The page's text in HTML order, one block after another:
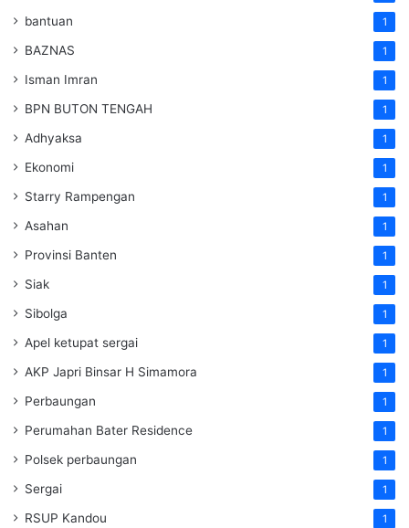
bantuan 1
BAZNAS 1
Isman Imran 1
BPN BUTON TENGAH 1
Adhyaksa 1
Ekonomi 1
Starry Rampengan 1
Asahan 1
Provinsi Banten 1
Siak 1
Sibolga 1
Apel ketupat sergai 1
AKP Japri Binsar H Simamora 1
Perbaungan 1
Perumahan Bater Residence 1
Polsek perbaungan 1
Sergai 1
RSUP Kandou 1